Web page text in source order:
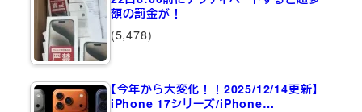
額の罰金が！
(5,478)
【今年から大変化！！2025/12/14更新】
iPhone 17シリーズ/iPhone…